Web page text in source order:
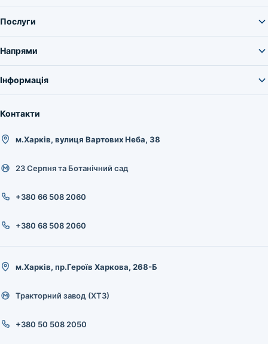
Послуги
Напрями
Інформація
Контакти
м.Харків, вулиця Вартових Неба, 38
23 Серпня та Ботанічний сад
+380 66 508 2060
+380 68 508 2060
м.Харків, пр.Героїв Харкова, 268-Б
Тракторний завод (ХТЗ)
+380 50 508 2050